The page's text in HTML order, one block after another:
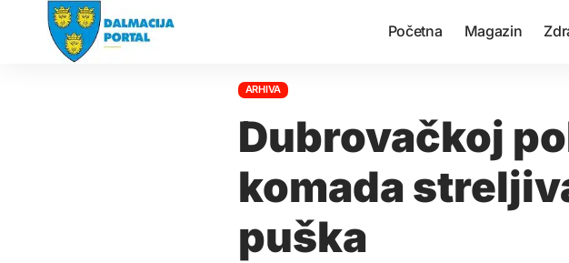
Početna Magazin
ARHIVA
Dubrovačkoj
komada
puška